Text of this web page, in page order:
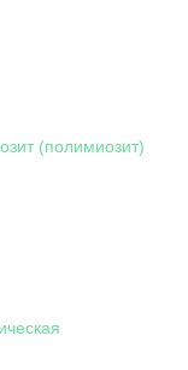
(полимиозит)